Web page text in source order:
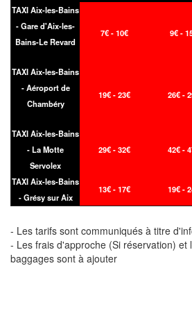
TAXI Aix-les-Bains
- Gare d'Aix-les-
Bains-Le Revard
7€ - 10€ 9€ -
TAXI Aix-les-Bains
- Aéroport de
Chambéry
19€ - 23€ 26€ -
TAXI Aix-les-Bains
- La Motte
Servolex
29€ - 32€ 42€ -
TAXI Aix-les-Bains
- Grésy sur Aix
13€ - 17€ 19€ -
- Les tarifs sont communiqués à titre
- Les frais d'approche (Si réservation) et
baggages sont à ajouter